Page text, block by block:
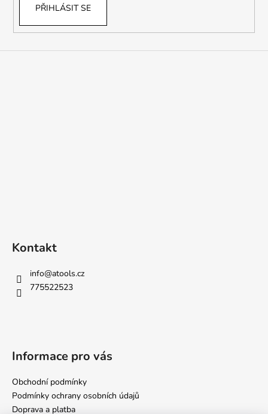
PŘIHLÁSIT SE
Kontakt
info@atools.cz
775522523
Informace pro vás
Obchodní podmínky
Podmínky ochrany osobních údajů
Doprava a platba